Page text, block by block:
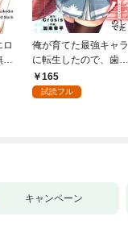
ロ
俺が育てた最強キャラ
に転生したので、歯向
かうヤツはすべてぶん
殴って生きる事にしま
165
試読フル
キャンペーン